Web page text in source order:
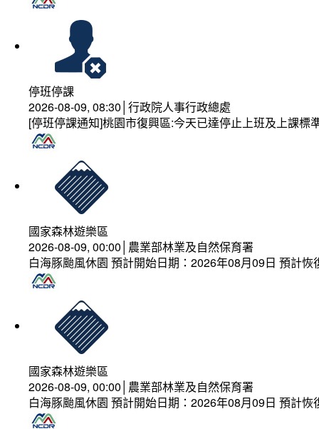
停班停課
2026-08-09, 08:30│行政院人事行政總處
[停班停課通知]桃園市復興區:今天已達停止上班及上課
國家森林遊樂區
2026-08-09, 00:00│農業部林業及自然保育署
白海豚颱風休園 預計開始日期：2026年08月09日 預計
國家森林遊樂區
2026-08-09, 00:00│農業部林業及自然保育署
白海豚颱風休園 預計開始日期：2026年08月09日 預計